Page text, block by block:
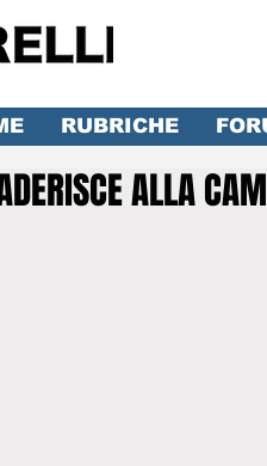
RUBRICHE
ALLA
NaN stelle su 5.